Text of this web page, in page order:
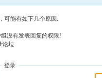
可能有如下几个原因:
没有发表回复的权限!
论坛
登录